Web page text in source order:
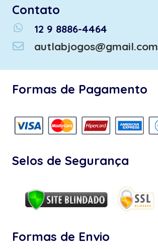
Contato
whatsapp
12 9 8886-4464
autlabjogos@gmail.com
Formas de Pagamento
Selos de Segurança
Formas de Envio